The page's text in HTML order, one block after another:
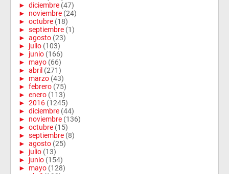
► diciembre (47)
► noviembre (24)
► octubre (18)
► septiembre (1)
► agosto (23)
► julio (103)
► junio (166)
► mayo (66)
► abril (271)
► marzo (43)
► febrero (75)
► enero (113)
► 2016 (1245)
► diciembre (44)
► noviembre (136)
► octubre (15)
► septiembre (8)
► agosto (25)
► julio (13)
► junio (154)
► mayo (128)